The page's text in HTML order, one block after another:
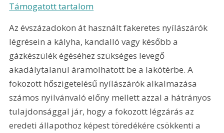
Támogatott tartalom
Az évszázadokon át használt fakeretes nyílászárók
légrésein a kályha, kandalló vagy később a
gázkészülék égéséhez szükséges levegő
akadálytalanul áramolhatott be a lakótérbe. A
fokozott hőszigetelésű nyílászárók alkalmazása
számos nyilvánvaló előny mellett azzal a hátrányos
tulajdonsággal jár, hogy a fokozott légzárás az
eredeti állapothoz képest töredékére csökkenti a